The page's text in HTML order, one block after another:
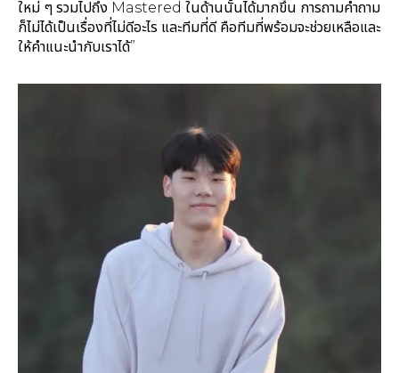
ใหม่ ๆ รวมไปถึง Mastered ในด้านนั้นได้มากขึ้น การถามคำถาม
ก็ไม่ได้เป็นเรื่องที่ไม่ดีอะไร และทีมที่ดี คือทีมที่พร้อมจะช่วยเหลือและ
ให้คำแนะนำกับเราได้”